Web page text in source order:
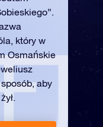
który w
Osmańskie
aby